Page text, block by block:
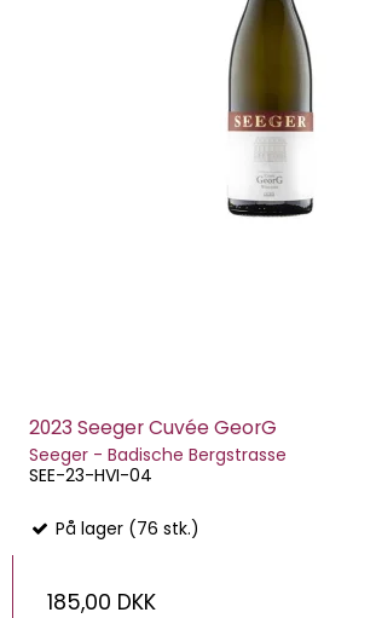
2023 Seeger Cuvée GeorG
Seeger - Badische Bergstrasse
SEE-23-HVI-04
På lager (76 stk.)
185,00 DKK